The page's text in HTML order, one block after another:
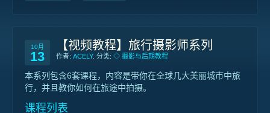
10月
13
【视频教程】旅行摄影师系列
作者: ACELY. 分类: ◇ 摄影与后期教程
本系列包含6套课程，内容是带你在全球几大美丽城市中旅
行，并且教你如何在旅途中拍摄。
课程列表